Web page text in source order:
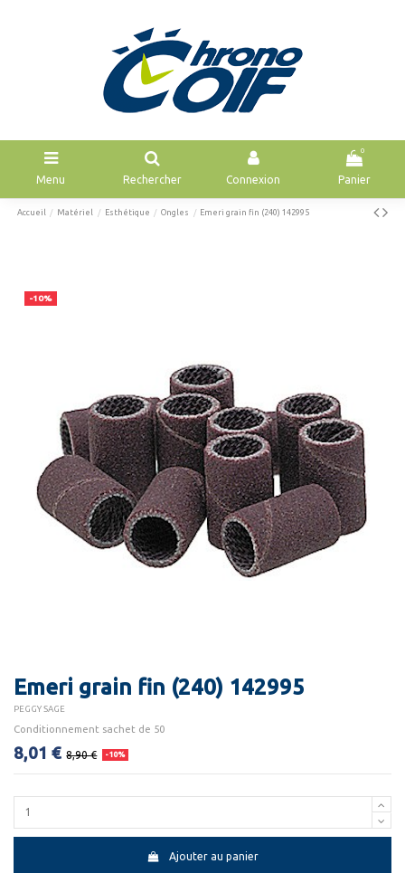
Menu Rechercher Connexion
0
Panier
Accueil Matériel Esthétique Ongles Emeri grain fin (240) 142995
-10%
Emeri grain fin (240) 142995
PEGGY SAGE
Conditionnement sachet de 50
8,01 € 8,90 € -10%
Ajouter au panier